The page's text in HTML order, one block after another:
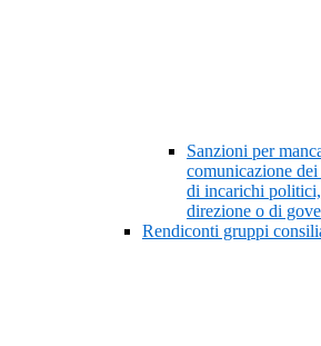
Sanzioni per
comunicazione
di incarichi
direzione o di
Rendiconti gruppi